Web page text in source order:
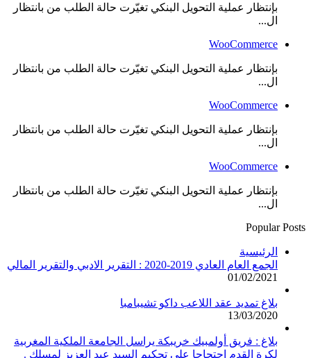
بإنتظار عملية التحويل البنكي تغيّرت حالة الطلب من بانتظار
ال...
WooCommerce
بإنتظار عملية التحويل البنكي تغيّرت حالة الطلب من بانتظار
ال...
WooCommerce
بإنتظار عملية التحويل البنكي تغيّرت حالة الطلب من بانتظار
ال...
WooCommerce
بإنتظار عملية التحويل البنكي تغيّرت حالة الطلب من بانتظار
ال...
Popular Posts
الرئيسية
الجمع العام العادي 2019-2020 : التقرير الادبي والتقرير المالي
01/02/2021
بلاغ تمديد عقد اللاعب داكو تشيبامبا
13/03/2020
بلاغ : فريق أولمبيك خريبكة يراسل الجامعة الملكية المغربية
لكرة القدم احتجاجا على تحكيم السيد عبد العزيز لمسلك .